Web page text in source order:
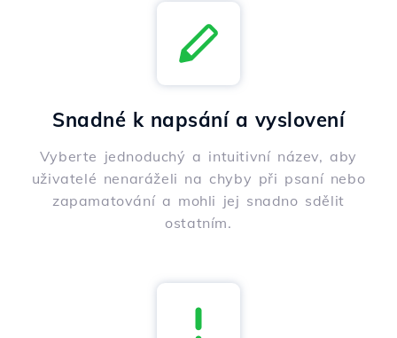
Snadné k napsání a vyslovení
Vyberte jednoduchý a intuitivní název, aby
uživatelé nenaráželi na chyby při psaní nebo
zapamatování a mohli jej snadno sdělit
ostatním.